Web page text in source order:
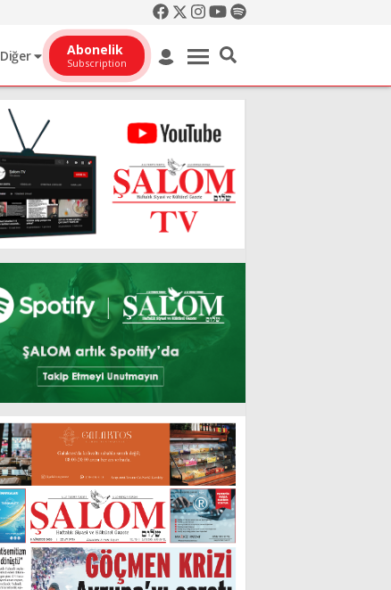
Diğer Abonelik
Subscription